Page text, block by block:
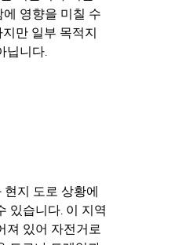
영향을 미칠 수
만 일부 목적지
닙니다.
지 도로 상황에
있습니다. 이 지역
져 있어 자전거로